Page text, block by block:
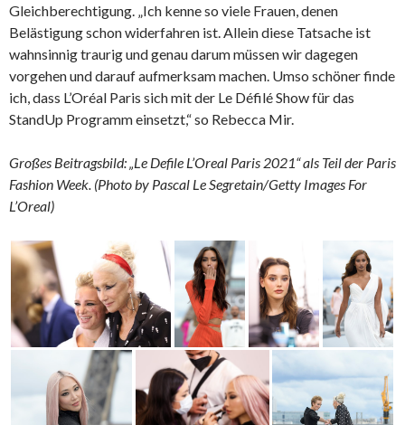
Gleichberechtigung. „Ich kenne so viele Frauen, denen
Belästigung schon widerfahren ist. Allein diese Tatsache ist
wahnsinnig traurig und genau darum müssen wir dagegen
vorgehen und darauf aufmerksam machen. Umso schöner finde
ich, dass L’Oréal Paris sich mit der Le Défilé Show für das
StandUp Programm einsetzt,“ so Rebecca Mir.
Großes Beitragsbild: „Le Defile L’Oreal Paris 2021“ als Teil der Paris
Fashion Week. (Photo by Pascal Le Segretain/Getty Images For
L’Oreal)